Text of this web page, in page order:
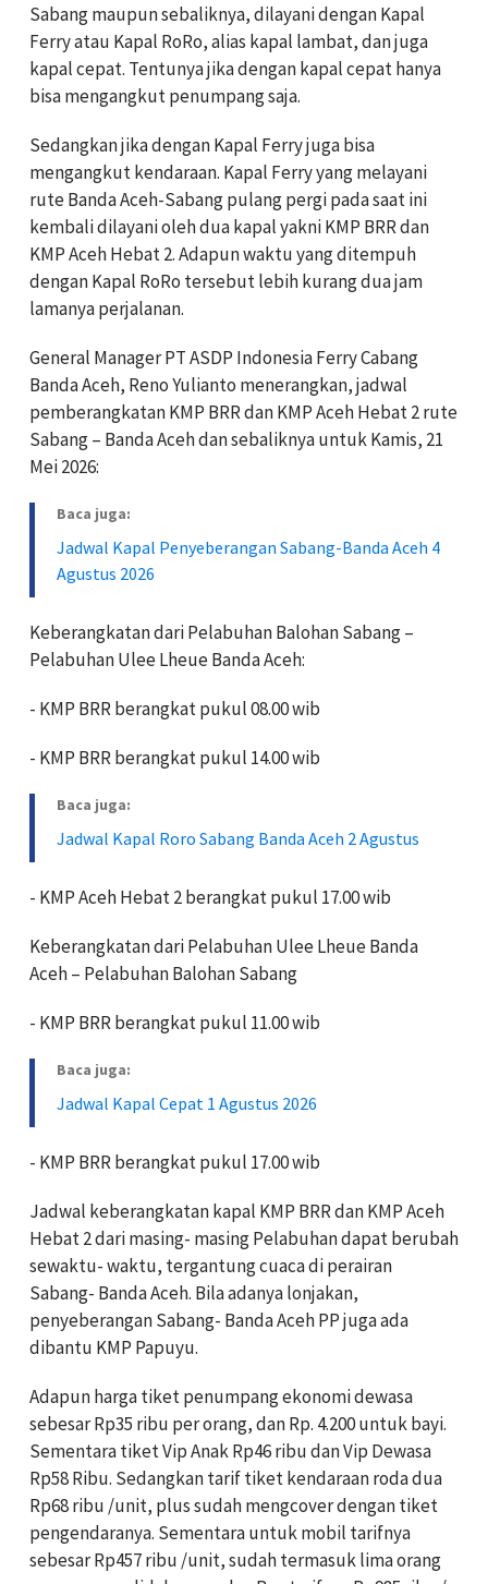
Sabang maupun sebaliknya, dilayani dengan Kapal
Ferry atau Kapal RoRo, alias kapal lambat, dan juga
kapal cepat. Tentunya jika dengan kapal cepat hanya
bisa mengangkut penumpang saja.
Sedangkan jika dengan Kapal Ferry juga bisa
mengangkut kendaraan. Kapal Ferry yang melayani
rute Banda Aceh-Sabang pulang pergi pada saat ini
kembali dilayani oleh dua kapal yakni KMP BRR dan
KMP Aceh Hebat 2. Adapun waktu yang ditempuh
dengan Kapal RoRo tersebut lebih kurang dua jam
lamanya perjalanan.
General Manager PT ASDP Indonesia Ferry Cabang
Banda Aceh, Reno Yulianto menerangkan, jadwal
pemberangkatan KMP BRR dan KMP Aceh Hebat 2 rute
Sabang – Banda Aceh dan sebaliknya untuk Kamis, 21
Mei 2026:
Baca juga:
Jadwal Kapal Penyeberangan Sabang-Banda Aceh 4
Agustus 2026
Keberangkatan dari Pelabuhan Balohan Sabang –
Pelabuhan Ulee Lheue Banda Aceh:
- KMP BRR berangkat pukul 08.00 wib
- KMP BRR berangkat pukul 14.00 wib
Baca juga:
Jadwal Kapal Roro Sabang Banda Aceh 2 Agustus
- KMP Aceh Hebat 2 berangkat pukul 17.00 wib
Keberangkatan dari Pelabuhan Ulee Lheue Banda
Aceh – Pelabuhan Balohan Sabang
- KMP BRR berangkat pukul 11.00 wib
Baca juga:
Jadwal Kapal Cepat 1 Agustus 2026
- KMP BRR berangkat pukul 17.00 wib
Jadwal keberangkatan kapal KMP BRR dan KMP Aceh
Hebat 2 dari masing- masing Pelabuhan dapat berubah
sewaktu- waktu, tergantung cuaca di perairan
Sabang- Banda Aceh. Bila adanya lonjakan,
penyeberangan Sabang- Banda Aceh PP juga ada
dibantu KMP Papuyu.
Adapun harga tiket penumpang ekonomi dewasa
sebesar Rp35 ribu per orang, dan Rp. 4.200 untuk bayi.
Sementara tiket Vip Anak Rp46 ribu dan Vip Dewasa
Rp58 Ribu. Sedangkan tarif tiket kendaraan roda dua
Rp68 ribu /unit, plus sudah mengcover dengan tiket
pengendaranya. Sementara untuk mobil tarifnya
sebesar Rp457 ribu /unit, sudah termasuk lima orang